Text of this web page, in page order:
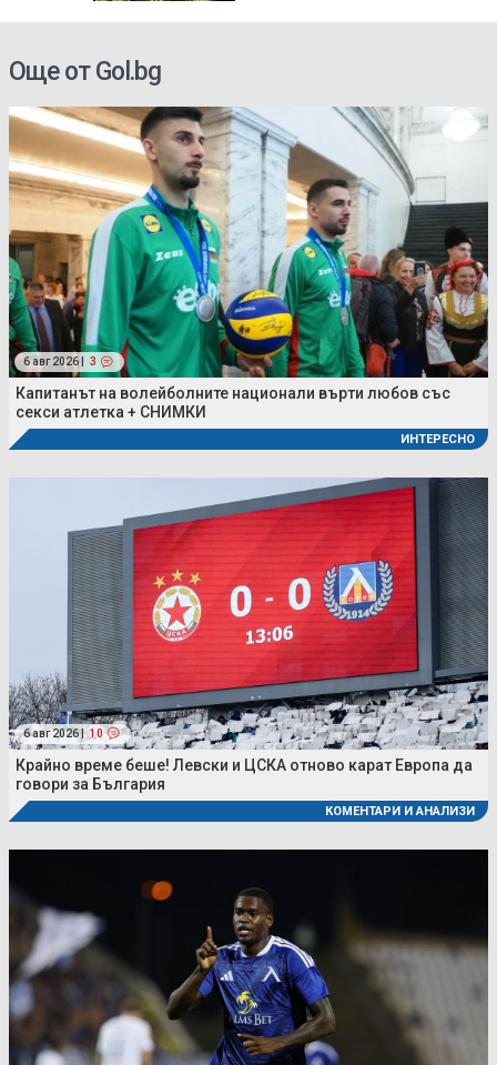
Още от Gol.bg
6 авг 2026 | 3
Капитанът на волейболните национали върти любов със
секси атлетка + СНИМКИ
ИНТЕРЕСНО
6 авг 2026 | 10
Крайно време беше! Левски и ЦСКА отново карат Европа да
говори за България
КОМЕНТАРИ И АНАЛИЗИ